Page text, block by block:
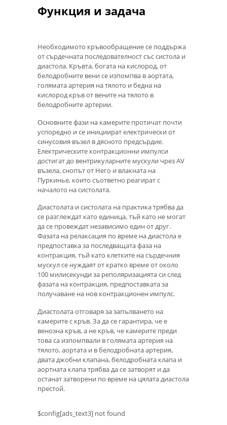
Функция и задача
Необходимото кръвообращение се поддържа
от сърдечната последователност със систола и
диастола. Кръвта, богата на кислород, от
белодробните вени се изпомпва в аортата,
голямата артерия на тялото и бедна на
кислород кръв от вените на тялото в
белодробните артерии.
Основните фази на камерите протичат почти
успоредно и се инициират електрически от
синусовия възел в дясното предсърдие.
Електрическите контракционни импулси
достигат до вентрикуларните мускули чрез AV
възела, снопът от Него и влакната на
Пуркинье, които съответно реагират с
началото на систолата.
Диастолата и систолата на практика трябва да
се разглеждат като единица, тъй като не могат
да се провеждат независимо един от друг.
Фазата на релаксация по време на диастола е
предпоставка за последващата фаза на
контракция, тъй като клетките на сърдечния
мускул се нуждаят от кратко време от около
100 милисекунди за реполяризацията си след
фазата на контракция, предпоставката за
получаване на нов контракционен импулс.
Диастолата отговаря за запълването на
камерите с кръв. За да се гарантира, че е
венозна кръв, а не кръв, че камерите преди
това са изпомпвали в голямата артерия на
тялото, аортата и в белодробната артерия,
двата джобни клапана, белодробната клапа и
аортната клапа трябва да се затворят и да
останат затворени по време на цялата диастола
престой.
$config[ads_text3] not found